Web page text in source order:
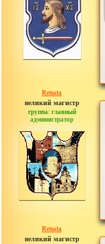
Renata
великий магистр
группа: главный
администратор
сообщений: 2765
Renata
великий магистр